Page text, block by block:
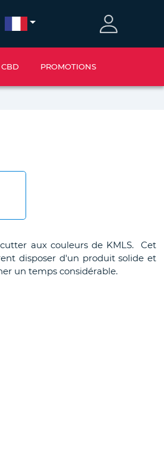
CBD PROMOTIONS
aux couleurs de KMLS. Cet
disposer d'un produit solide et
un temps considérable.